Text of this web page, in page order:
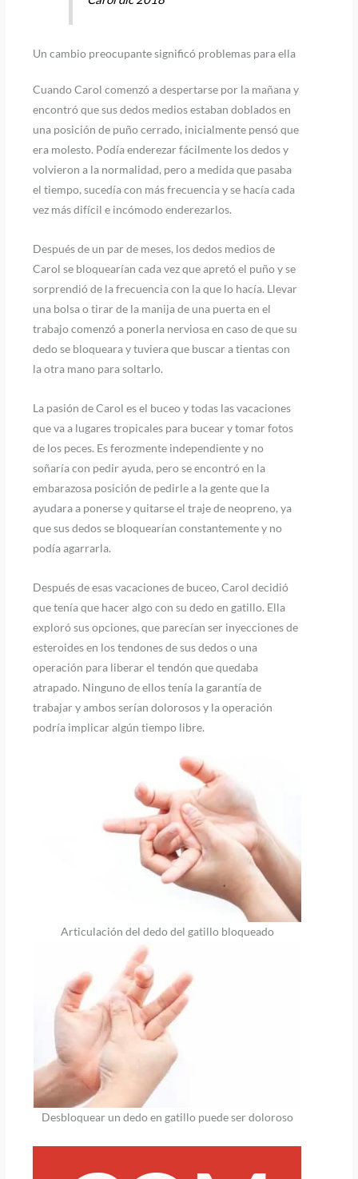
Un cambio preocupante significó problemas para ella
Cuando Carol comenzó a despertarse por la mañana y
encontró que sus dedos medios estaban doblados en
una posición de puño cerrado, inicialmente pensó que
era molesto. Podía enderezar fácilmente los dedos y
volvieron a la normalidad, pero a medida que pasaba
el tiempo, sucedía con más frecuencia y se hacía cada
vez más difícil e incómodo enderezarlos.
Después de un par de meses, los dedos medios de
Carol se bloquearían cada vez que apretó el puño y se
sorprendió de la frecuencia con la que lo hacía. Llevar
una bolsa o tirar de la manija de una puerta en el
trabajo comenzó a ponerla nerviosa en caso de que su
dedo se bloqueara y tuviera que buscar a tientas con
la otra mano para soltarlo.
La pasión de Carol es el buceo y todas las vacaciones
que va a lugares tropicales para bucear y tomar fotos
de los peces. Es ferozmente independiente y no
soñaría con pedir ayuda, pero se encontró en la
embarazosa posición de pedirle a la gente que la
ayudara a ponerse y quitarse el traje de neopreno, ya
que sus dedos se bloquearían constantemente y no
podía agarrarla.
Después de esas vacaciones de buceo, Carol decidió
que tenía que hacer algo con su dedo en gatillo. Ella
exploró sus opciones, que parecían ser inyecciones de
esteroides en los tendones de sus dedos o una
operación para liberar el tendón que quedaba
atrapado. Ninguno de ellos tenía la garantía de
trabajar y ambos serían dolorosos y la operación
podría implicar algún tiempo libre.
Articulación del dedo del gatillo bloqueado
Desbloquear un dedo en gatillo puede ser doloroso